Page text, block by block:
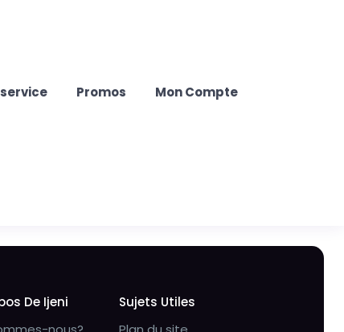
Promos Mon Compte
De Ijeni
Sujets Utiles